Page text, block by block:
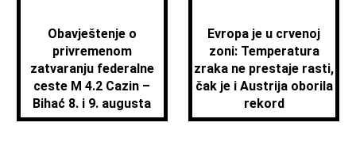
Obavještenje o
privremenom
zatvaranju federalne
ceste M 4.2 Cazin –
Bihać 8. i 9. augusta
Evropa je u crvenoj
zoni: Temperatura
zraka ne prestaje rasti,
čak je i Austrija oborila
rekord